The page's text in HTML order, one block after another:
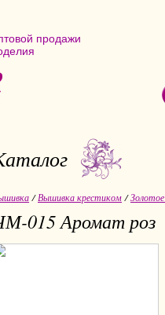
продажи
/Вышивка крестиком /
015 Аромат роз